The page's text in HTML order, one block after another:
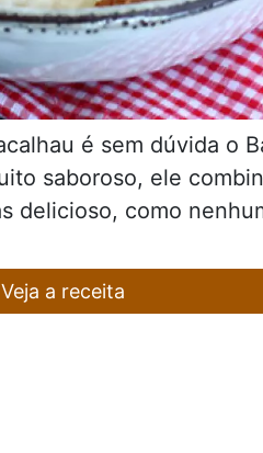
é sem dúvida o
saboroso, ele
delicioso, como
Veja a receita